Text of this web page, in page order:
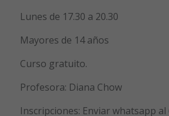
Lunes de 17.30 a 20.30
Mayores de 14 años
Curso gratuito.
Profesora: Diana Chow
Inscripciones: Enviar whatsapp al